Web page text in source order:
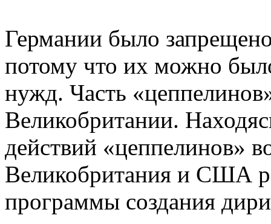
Германии было
потому что их можно
нужд. Часть
Великобритании.
действий «цеппелинов»
Великобритания и США
программы создания